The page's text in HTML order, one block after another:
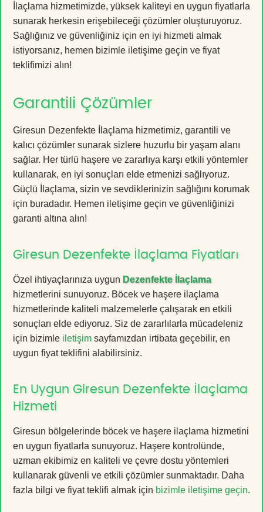
İlaçlama hizmetimizde, yüksek kaliteyi en uygun fiyatlarla
sunarak herkesin erişebileceği çözümler oluşturuyoruz.
Sağlığınız ve güvenliğiniz için en iyi hizmeti almak
istiyorsanız, hemen bizimle iletişime geçin ve fiyat
teklifimizi alın!
Garantili Çözümler
Giresun Dezenfekte İlaçlama hizmetimiz, garantili ve
kalıcı çözümler sunarak sizlere huzurlu bir yaşam alanı
sağlar. Her türlü haşere ve zararlıya karşı etkili yöntemler
kullanarak, en iyi sonuçları elde etmenizi sağlıyoruz.
Güçlü İlaçlama, sizin ve sevdiklerinizin sağlığını korumak
için buradadır. Hemen iletişime geçin ve güvenliğinizi
garanti altına alın!
Giresun Dezenfekte İlaçlama Fiyatları
Özel ihtiyaçlarınıza uygun Dezenfekte İlaçlama
hizmetlerini sunuyoruz. Böcek ve haşere ilaçlama
hizmetlerinde kaliteli malzemelerle çalışarak en etkili
sonuçları elde ediyoruz. Siz de zararlılarla mücadeleniz
için bizimle iletişim sayfamızdan irtibata geçebilir, en
uygun fiyat teklifini alabilirsiniz.
En Uygun Giresun Dezenfekte İlaçlama
Hizmeti
Giresun bölgelerinde böcek ve haşere ilaçlama hizmetini
en uygun fiyatlarla sunuyoruz. Haşere kontrolünde,
uzman ekibimiz en kaliteli ve çevre dostu yöntemleri
kullanarak güvenli ve etkili çözümler sunmaktadır. Daha
fazla bilgi ve fiyat teklifi almak için bizimle iletişime geçin.